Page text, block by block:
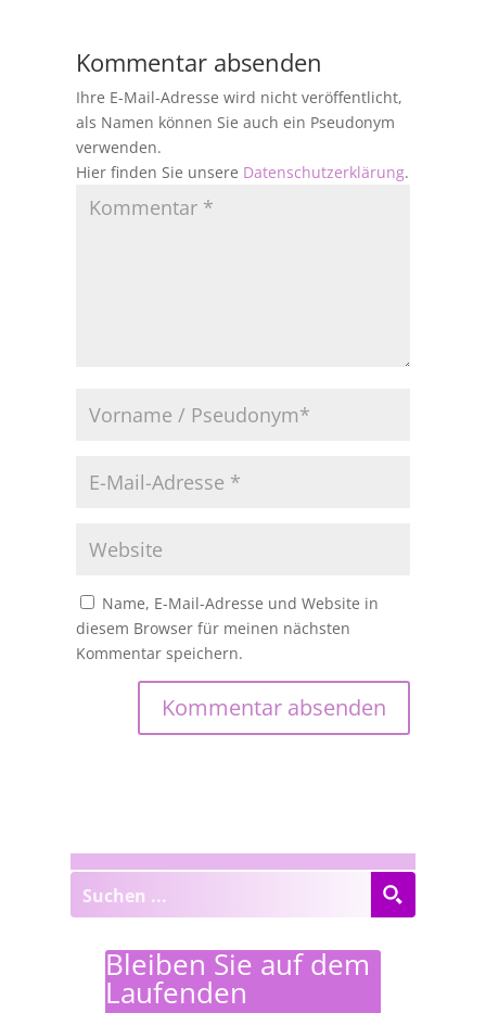
Kommentar absenden
Ihre E-Mail-Adresse wird nicht veröffentlicht,
als Namen können Sie auch ein Pseudonym
verwenden.
Hier finden Sie unsere Datenschutzerklärung.
Name, E-Mail-Adresse und Website in
diesem Browser für meinen nächsten
Kommentar speichern.
Bleiben Sie auf dem
Laufenden